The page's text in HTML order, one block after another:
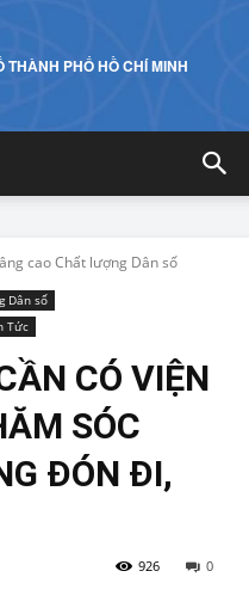
THÀNH PHỐ HỒ CHÍ MINH
cao Chất lượng Dân số
Dân số
Tức
CÓ VIỆN
SÓC
ĐÓN ĐI,
0
926